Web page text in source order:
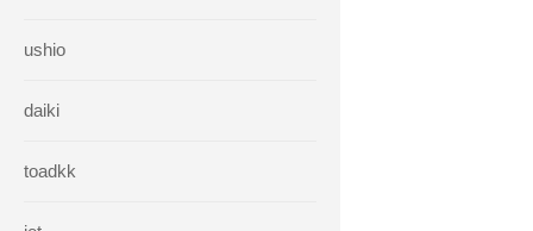
ushio
daiki
toadkk